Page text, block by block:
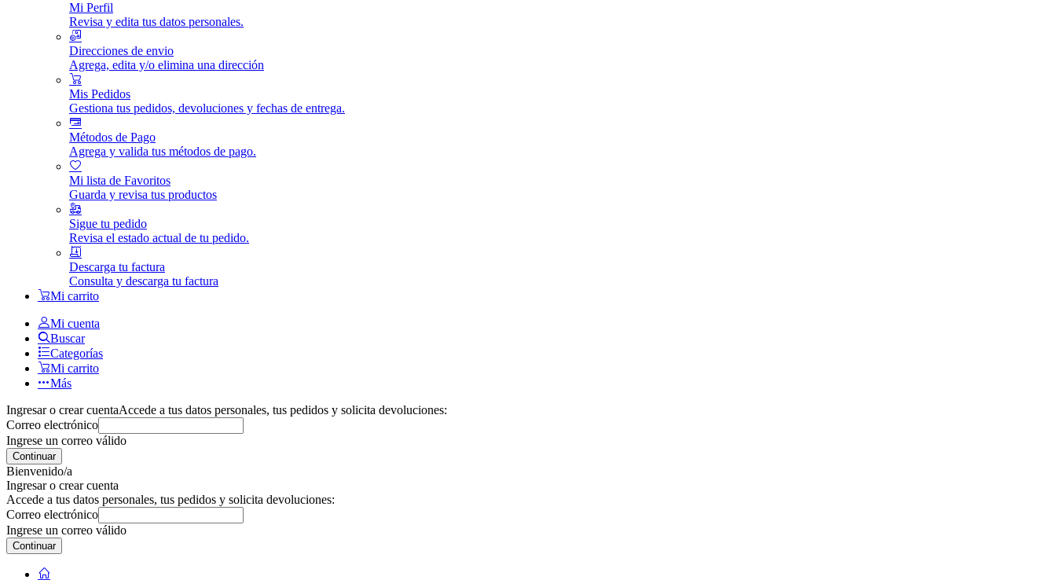
Mi Perfil
Revisa y edita tus datos personales.
Direcciones de envio
Agrega, edita y/o elimina una dirección
Mis Pedidos
Gestiona tus pedidos, devoluciones y fechas de entrega.
Métodos de Pago
Agrega y valida tus métodos de pago.
Mi lista de Favoritos
Guarda y revisa tus productos
Sigue tu pedido
Revisa el estado actual de tu pedido.
Descarga tu factura
Consulta y descarga tu factura
Mi carrito
Mi cuenta
Buscar
Categorías
Mi carrito
Más
Ingresar o crear cuentaAccede a tus datos personales, tus pedidos y solicita devoluciones:
Correo electrónico
Ingrese un correo válido
Continuar
Bienvenido/a
Ingresar o crear cuenta
Accede a tus datos personales, tus pedidos y solicita devoluciones:
Correo electrónico
Ingrese un correo válido
Continuar